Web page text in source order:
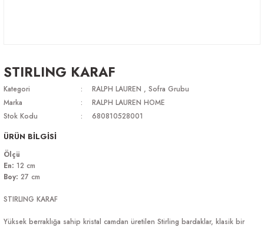
STIRLING KARAF
Kategori RALPH LAUREN , Sofra Grubu
Marka
RALPH LAUREN HOME
Stok Kodu
680810528001
ÜRÜN BİLGİSİ
Ölçü
En: 12 cm
Boy: 27 cm
STIRLING KARAF
Yüksek berraklığa sahip kristal camdan üretilen Stirling bardaklar, klasik bir